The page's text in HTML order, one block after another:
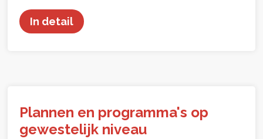
In detail
Plannen en programma's op
gewestelijk niveau